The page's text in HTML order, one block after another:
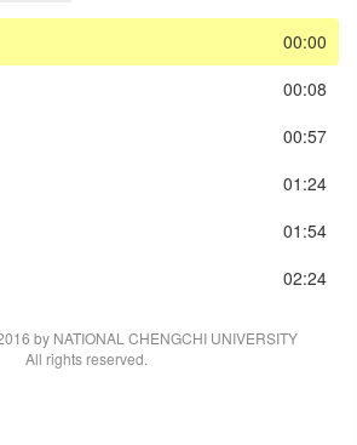
00:00
00:08
00:57
01:24
01:54
02:24
by NATIONAL CHENGCHI UNIVERSITY
All rights reserved.